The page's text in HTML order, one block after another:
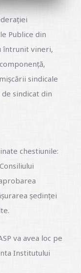
Publice din
întrunit vineri,
sindicale
sindicat din
chestiunile:
ședinței
va avea loc pe
Institutului